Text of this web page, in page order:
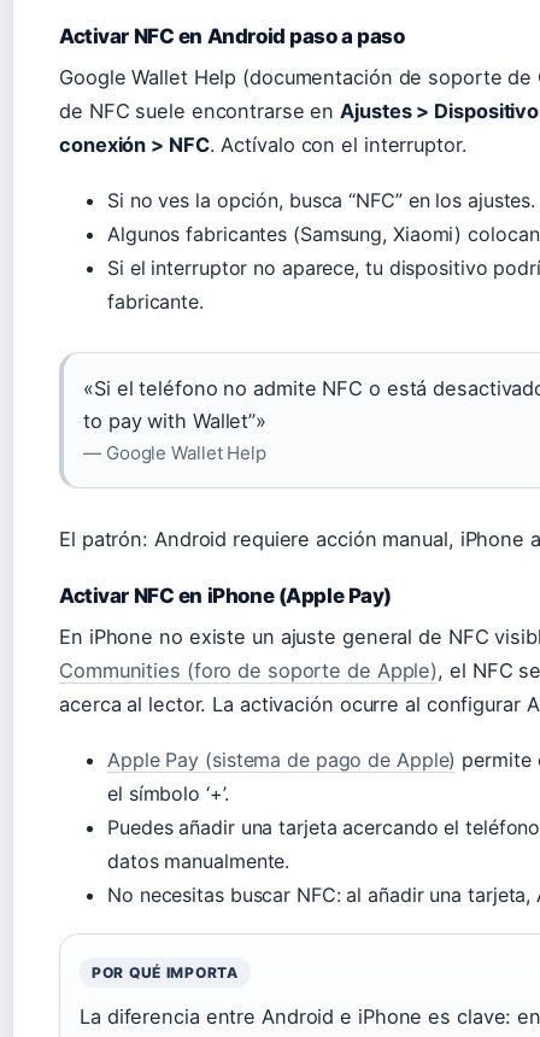
Activar NFC en Android paso a paso
Google Wallet Help (documentación de soporte
de NFC suele encontrarse enAjustes >
conexión > NFC. Actívalo con el interruptor.
Si no ves la opción, busca “NFC” en los ajustes.
Algunos fabricantes (Samsung, Xiaomi) colocan
Si el interruptor no aparece, tu dispositivo
fabricante.
«Si el teléfono no admite NFC o está
to pay with Wallet”»
— Google Wallet Help
El patrón: Android requiere acción manual, iPhone
Activar NFC en iPhone (Apple Pay)
En iPhone no existe un ajuste general de NFC
Communities (foro de soporte de Apple), el NFC
acerca al lector. La activación ocurre al configurar
Apple Pay (sistema de pago de Apple) permite
el símbolo ‘+’.
Puedes añadir una tarjeta acercando el
datos manualmente.
No necesitas buscar NFC: al añadir una
POR QUÉ IMPORTA
La diferencia entre Android e iPhone es clave: